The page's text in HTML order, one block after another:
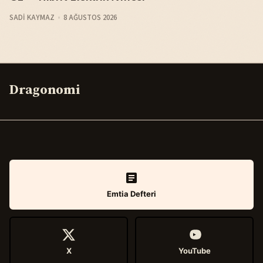
SADI KAYMAZ 8 AĞUSTOS 2026
Dragonomi
Emtia Defteri
X YouTube